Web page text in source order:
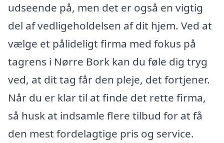
udseende på, men det er også en vigtig
del af vedligeholdelsen af dit hjem. Ved at
vælge et pålideligt firma med fokus på
tagrens i Nørre Bork kan du føle dig tryg
ved, at dit tag får den pleje, det fortjener.
Når du er klar til at finde det rette firma,
så husk at indsamle flere tilbud for at få
den mest fordelagtige pris og service.